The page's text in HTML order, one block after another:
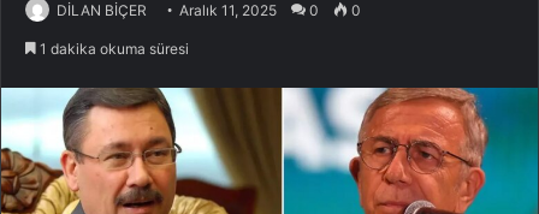
DİLAN BİÇER Aralık 11, 2025 0 0
1 dakika okuma süresi